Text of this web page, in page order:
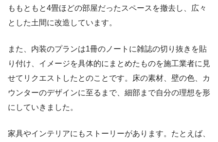
ももともと4畳ほどの部屋だったスペースを撤去し、広々
とした土間に改造しています。
また、内装のプランは1冊のノートに雑誌の切り抜きを貼
り付け、イメージを具体的にまとめたものを施工業者に見
せてリクエストしたとのことです。床の素材、壁の色、カ
ウンターのデザインに至るまで、細部まで自分の理想を形
にしていきました。
家具やインテリアにもストーリーがあります。たとえば、